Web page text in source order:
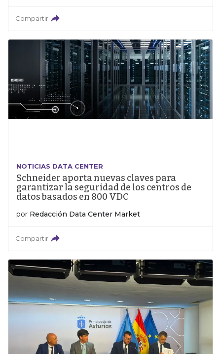
Compartir
NOTICIAS DATA CENTER
Schneider aporta nuevas claves para
garantizar la seguridad de los centros de
datos basados en 800 VDC
por Redacción Data Center Market
Compartir